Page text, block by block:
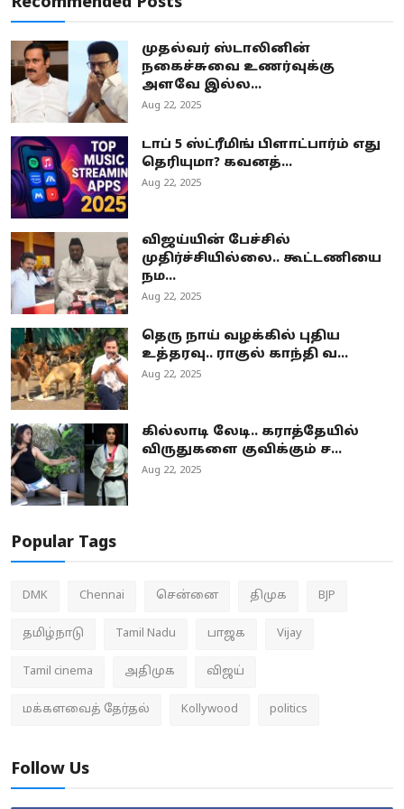
முதல்வர் ஸ்டாலினின்
நகைச்சுவை உணர்வுக்கு
அளவே இல்ல...
Aug 22, 2025
டாப் 5 ஸ்ட்ரீமிங் பிளாட்பார்ம் எது
தெரியுமா? கவனத்...
Aug 22, 2025
விஜய்யின் பேச்சில்
முதிர்ச்சியில்லை.. கூட்டணியை
நம...
Aug 22, 2025
தெரு நாய் வழக்கில் புதிய
உத்தரவு.. ராகுல் காந்தி வ...
Aug 22, 2025
கில்லாடி லேடி.. கராத்தேயில்
விருதுகளை குவிக்கும் ச...
Aug 22, 2025
Popular Tags
DMK Chennai சென்னை திமுக BJP
தமிழ்நாடு Tamil Nadu பாஜக Vijay
Tamil cinema அதிமுக விஜய்
மக்களவைத் தேர்தல் Kollywood politics
Follow Us